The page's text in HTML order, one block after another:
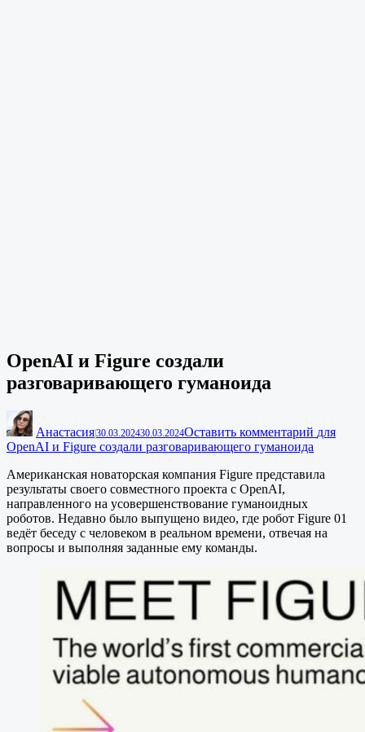
OpenAI и Figure создали
разговаривающего гуманоида
Анастасия30.03.202430.03.2024Оставить комментарий для
OpenAI и Figure создали разговаривающего гуманоида
Американская новаторская компания Figure представила
результаты своего совместного проекта с OpenAI,
направленного на усовершенствование гуманоидных
роботов. Недавно было выпущено видео, где робот Figure 01
ведёт беседу с человеком в реальном времени, отвечая на
вопросы и выполняя заданные ему команды.